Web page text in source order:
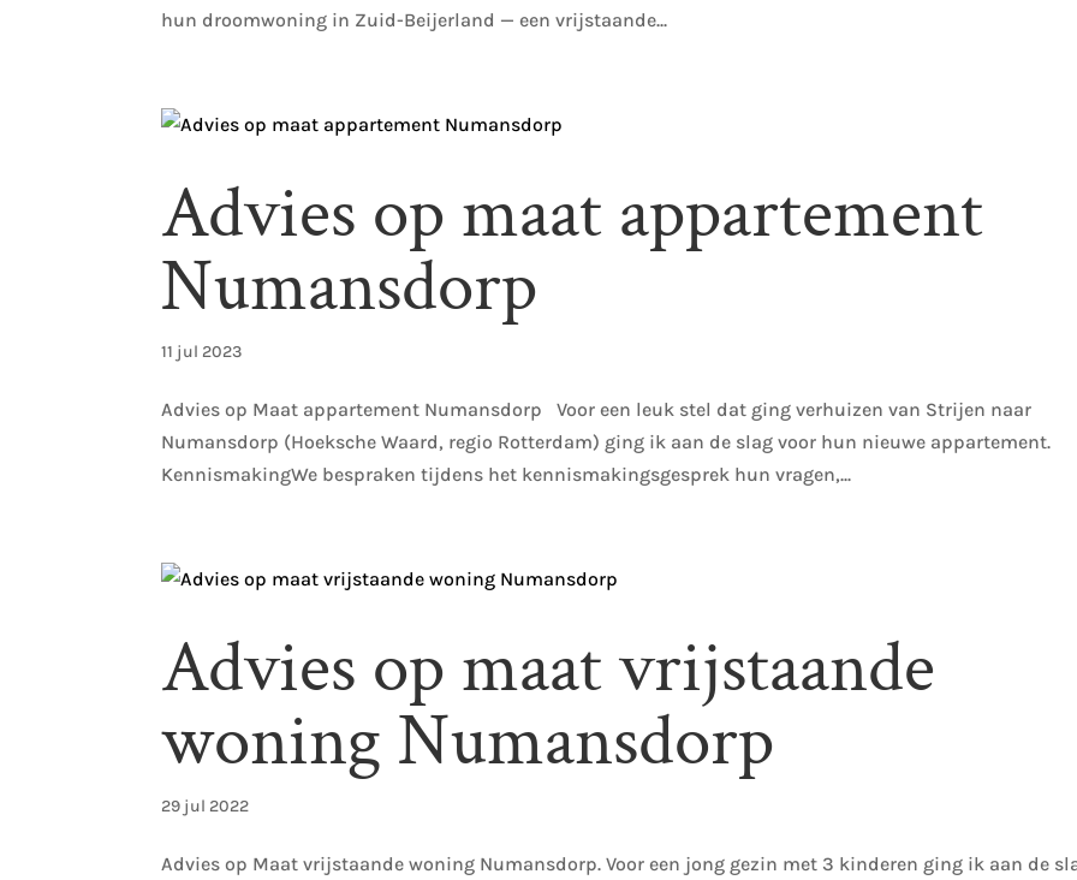
hun droomwoning in Zuid-Beijerland — een vrijstaande...
Advies op maat appartement
Numansdorp
11 jul 2023
Advies op Maat appartement Numansdorp Voor een leuk stel dat ging verhuizen van Strijen naar
Numansdorp (Hoeksche Waard, regio Rotterdam) ging ik aan de slag voor hun nieuwe appartement.
KennismakingWe bespraken tijdens het kennismakingsgesprek hun vragen,...
Advies op maat vrijstaande
woning Numansdorp
29 jul 2022
Advies op Maat vrijstaande woning Numansdorp. Voor een jong gezin met 3 kinderen ging ik aan de